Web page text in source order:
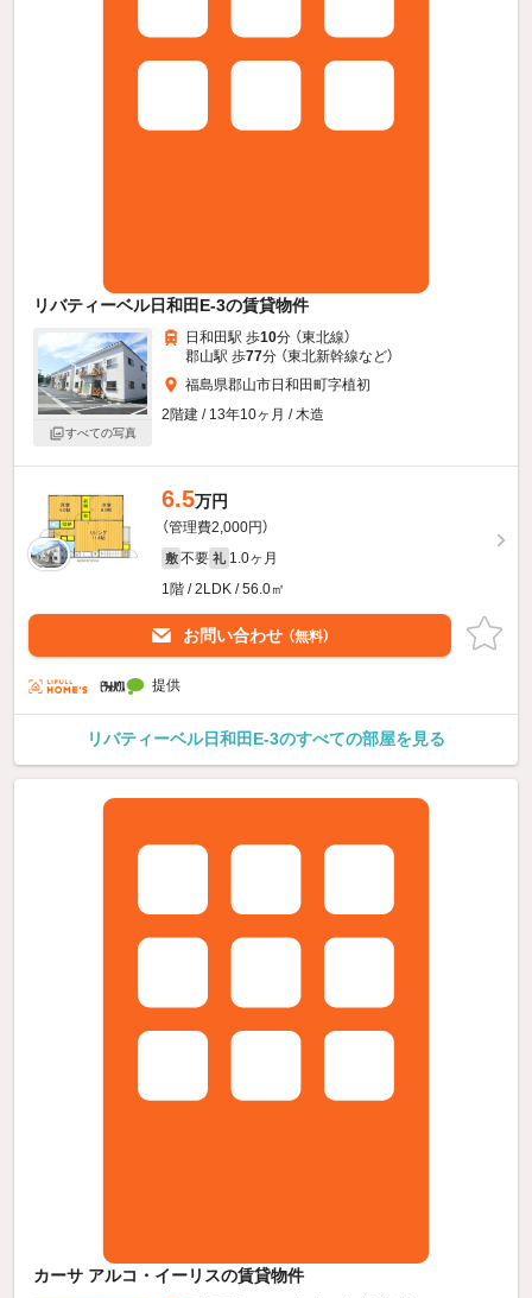
リバティーベル日和田E-3の賃貸物件
すべての写真
日和田駅 歩10分 （東北線）
郡山駅 歩77分 （東北新幹線など）
福島県郡山市日和田町字植初
2階建 / 13年10ヶ月 / 木造
6.5万円
（管理費2,000円）
敷 不要 礼 1.0ヶ月
1階 / 2LDK / 56.0㎡
お問い合わせ （無料）
提供
リバティーベル日和田E-3のすべての部屋を見る
カーサ アルコ・イーリスの賃貸物件